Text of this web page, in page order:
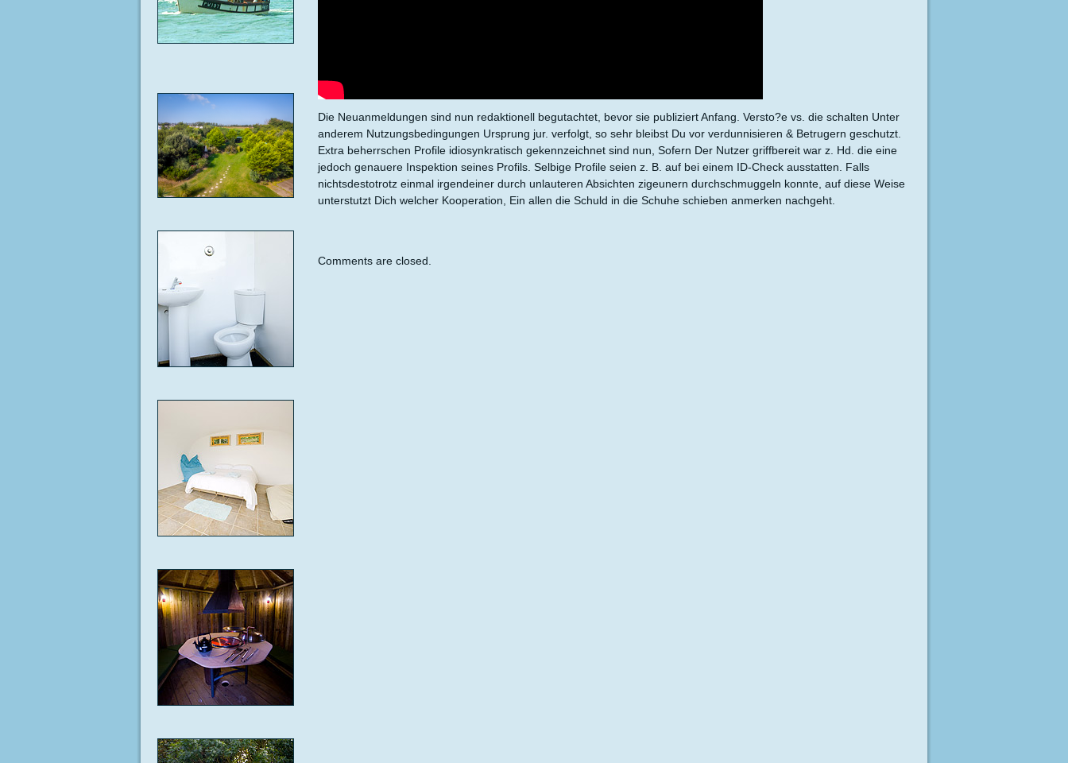
Die Neuanmeldungen sind nun redaktionell begutachtet, bevor sie publiziert Anfang. Versto?e vs. die schalten Unter
anderem Nutzungsbedingungen Ursprung jur. verfolgt, so sehr bleibst Du vor verdunnisieren & Betrugern geschutzt.
Extra beherrschen Profile idiosynkratisch gekennzeichnet sind nun, Sofern Der Nutzer griffbereit war z. Hd. die eine
jedoch genauere Inspektion seines Profils. Selbige Profile seien z. B. auf bei einem ID-Check ausstatten. Falls
nichtsdestotrotz einmal irgendeiner durch unlauteren Absichten zigeunern durchschmuggeln konnte, auf diese Weise
unterstutzt Dich welcher Kooperation, Ein allen die Schuld in die Schuhe schieben anmerken nachgeht.
Comments are closed.